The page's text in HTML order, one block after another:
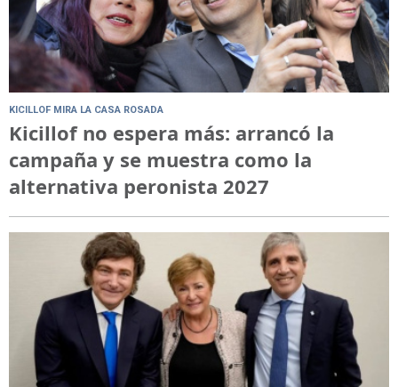
KICILLOF MIRA LA CASA ROSADA
Kicillof no espera más: arrancó la
campaña y se muestra como la
alternativa peronista 2027